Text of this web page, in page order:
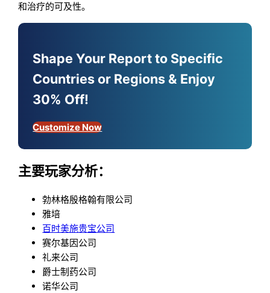
和治疗的可及性。
Shape Your Report to Specific
Countries or Regions & Enjoy
30% Off!
Customize Now
主要玩家分析：
勃林格殷格翰有限公司
雅培
百时美施贵宝公司
赛尔基因公司
礼来公司
爵士制药公司
诺华公司